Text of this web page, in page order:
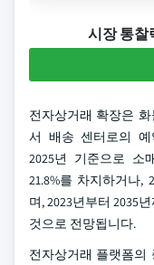
시장 통찰
전자상거래 확장은
서 배송 센터로의 예
2025년 기준으로 소
21.8%를 차지하거나,
며, 2023년부터 2035
것으로 전망됩니다.
전자상거래 플랫폼의